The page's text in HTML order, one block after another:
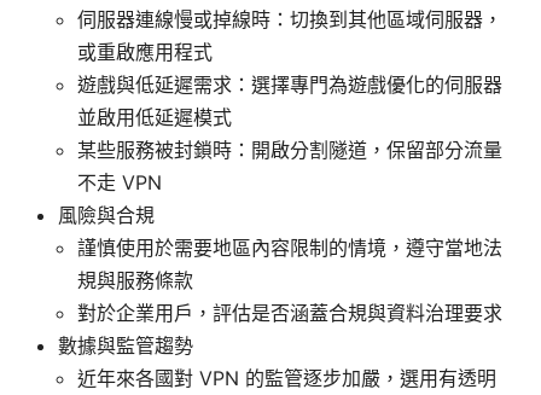
伺服器連線慢或掉線時：切換到其他區域伺服器，
或重啟應用程式
遊戲與低延遲需求：選擇專門為遊戲優化的伺服器
並啟用低延遲模式
某些服務被封鎖時：開啟分割隧道，保留部分流量
不走 VPN
風險與合規
謹慎使用於需要地區內容限制的情境，遵守當地法
規與服務條款
對於企業用戶，評估是否涵蓋合規與資料治理要求
數據與監管趨勢
近年來各國對 VPN 的監管逐步加嚴，選用有透明